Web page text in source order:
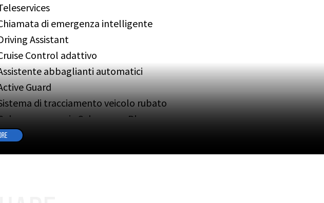
di emergenza intelligente
Assistant
Control adattivo
abbaglianti automatici
Guard
di tracciamento veicolo rubato
carrozzeria Salamanca Blue
coachline dipinta a mano